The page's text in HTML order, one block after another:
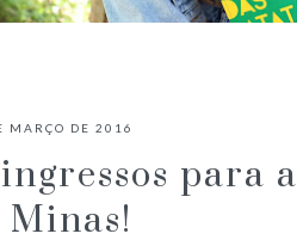
- PAULO SOUSA
MARÇO DE 2016
para a